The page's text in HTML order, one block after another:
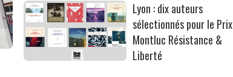
Lyon : dix auteurs
sélectionnés pour le Prix
Montluc Résistance &
Liberté